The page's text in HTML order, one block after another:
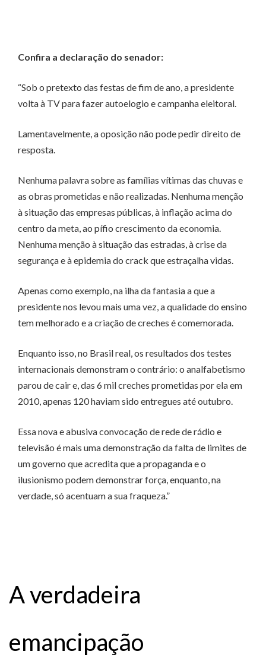
Confira a declaração do senador:
“Sob o pretexto das festas de fim de ano, a presidente
volta à TV para fazer autoelogio e campanha eleitoral.
Lamentavelmente, a oposição não pode pedir direito de
resposta.
Nenhuma palavra sobre as famílias vítimas das chuvas e
as obras prometidas e não realizadas. Nenhuma menção
à situação das empresas públicas, à inflação acima do
centro da meta, ao pífio crescimento da economia.
Nenhuma menção à situação das estradas, à crise da
segurança e à epidemia do crack que estraçalha vidas.
Apenas como exemplo, na ilha da fantasia a que a
presidente nos levou mais uma vez, a qualidade do ensino
tem melhorado e a criação de creches é comemorada.
Enquanto isso, no Brasil real, os resultados dos testes
internacionais demonstram o contrário: o analfabetismo
parou de cair e, das 6 mil creches prometidas por ela em
2010, apenas 120 haviam sido entregues até outubro.
Essa nova e abusiva convocação de rede de rádio e
televisão é mais uma demonstração da falta de limites de
um governo que acredita que a propaganda e o
ilusionismo podem demonstrar força, enquanto, na
verdade, só acentuam a sua fraqueza.”
A verdadeira
emancipação